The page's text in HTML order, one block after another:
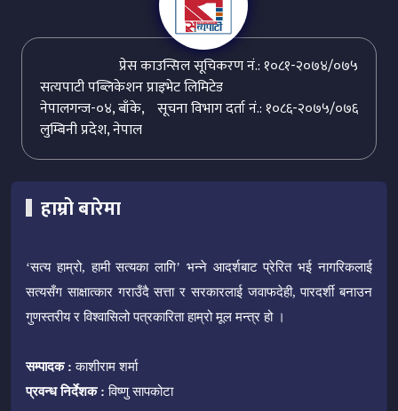
प्रेस काउन्सिल सूचिकरण नं.: १०८१-२०७४/०७५
सत्यपाटी पब्लिकेशन प्राइभेट लिमिटेड
सूचना विभाग दर्ता नं.: १०८६-२०७५/०७६
नेपालगन्ज-०४, बाँके,
लुम्बिनी प्रदेश, नेपाल
हाम्रो बारेमा
‘सत्य हाम्रो, हामी सत्यका लागि’ भन्ने आदर्शबाट प्रेरित भई नागरिकलाई
सत्यसँग साक्षात्कार गराउँदै सत्ता र सरकारलाई जवाफदेही, पारदर्शी बनाउन
गुणस्तरीय र विश्वासिलो पत्रकारिता हाम्रो मूल मन्त्र हो ।
सम्पादक : काशीराम शर्मा
प्रवन्ध निर्देशक : विष्णु सापकोटा